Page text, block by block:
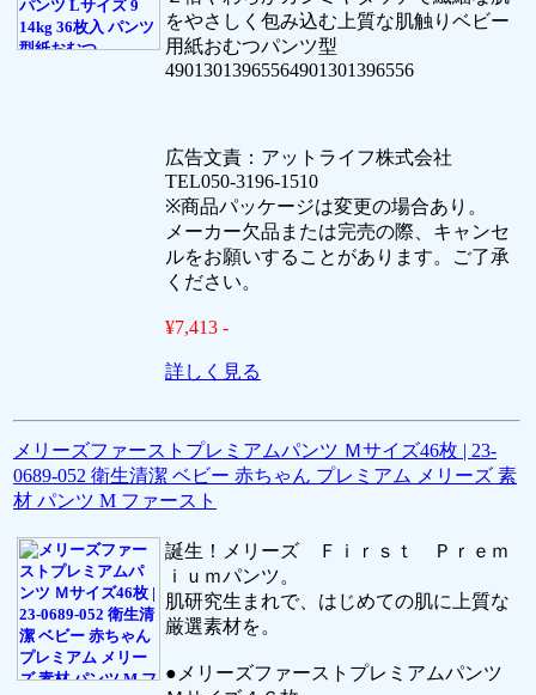
をやさしく包み込む上質な肌触りベビー
用紙おむつパンツ型
49013013965564901301396556
広告文責：アットライフ株式会社
TEL050-3196-1510
※商品パッケージは変更の場合あり。
メーカー欠品または完売の際、キャンセ
ルをお願いすることがあります。ご了承
ください。
¥7,413 -
詳しく見る
メリーズファーストプレミアムパンツ Ｍサイズ46枚 | 23-
0689-052 衛生清潔 ベビー 赤ちゃん プレミアム メリーズ 素
材 パンツ M ファースト
誕生！メリーズ Ｆｉｒｓｔ Ｐｒｅｍ
ｉｕｍパンツ。
肌研究生まれで、はじめての肌に上質な
厳選素材を。
●メリーズファーストプレミアムパンツ